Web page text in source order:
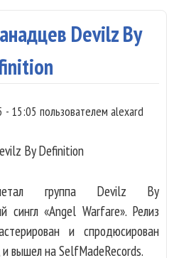
Devilz By
- 15:05 пользователем alexard
метал группа Devilz By
сингл «Angel Warfare». Релиз
и спродюсирован
и вышел на SelfMadeRecords.